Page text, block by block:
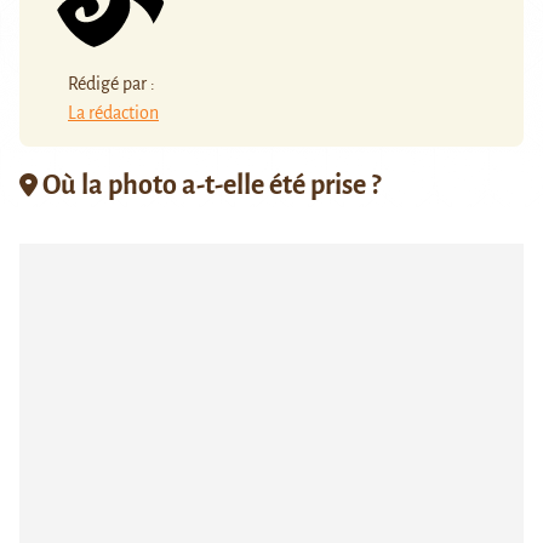
Rédigé par :
La rédaction
Où la photo a-t-elle été prise ?